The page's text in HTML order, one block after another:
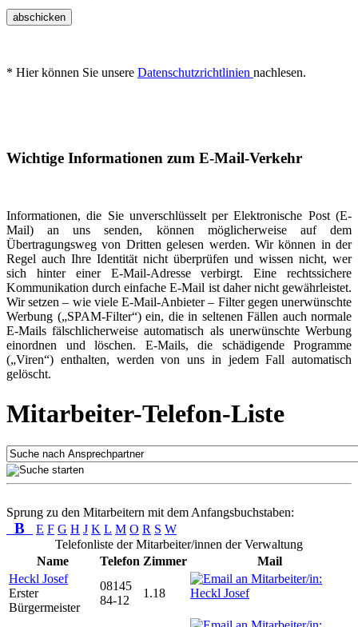
abschicken
* Hier können Sie unsere Datenschutzrichtlinien nachlesen.
Wichtige Informationen zum E-Mail-Verkehr
Informationen, die Sie unverschlüsselt per Elektronische Post (E-
Mail) an uns senden, können möglicherweise auf dem
Übertragungsweg von Dritten gelesen werden. Wir können in der
Regel auch Ihre Identität nicht überprüfen und wissen nicht, wer
sich hinter einer E-Mail-Adresse verbirgt. Eine rechtssichere
Kommunikation durch einfache E-Mail ist daher nicht gewährleistet.
Wir setzen – wie viele E-Mail-Anbieter – Filter gegen unerwünschte
Werbung („SPAM-Filter“) ein, die in seltenen Fällen auch normale
E-Mails fälschlicherweise automatisch als unerwünschte Werbung
einordnen und löschen. E-Mails, die schädigende Programme
(„Viren“) enthalten, werden von uns in jedem Fall automatisch
gelöscht.
Mitarbeiter-Telefon-Liste
Sprung zu den Mitarbeitern mit dem Anfangsbuchstaben:
B E F G H J K L M O R S W
Telefonliste der Mitarbeiter/innen der Verwaltung
Name
Telefon Zimmer
Mail
Heckl Josef
Erster
Bürgermeister
08145
84-12
1.18